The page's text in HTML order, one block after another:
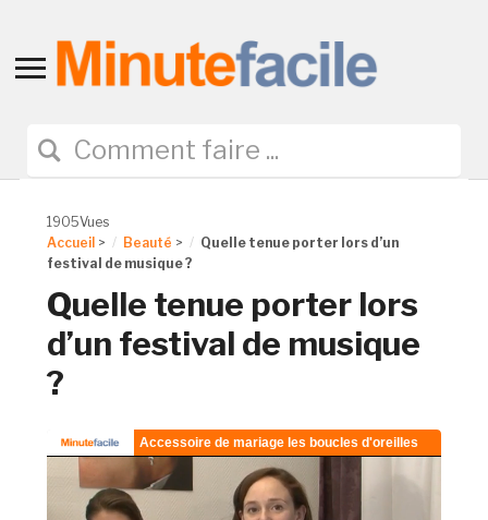
Toggle
navigation
1905Vues
Accueil > Beauté >
Quelle tenue porter lors d’un
festival de musique ?
Quelle tenue porter lors
d’un festival de musique
?